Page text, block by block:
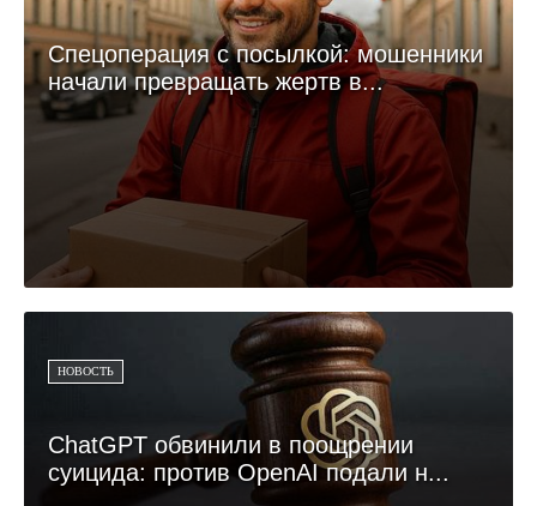
Спецоперация с посылкой: мошенники
начали превращать жертв в...
НОВОСТЬ
ChatGPT обвинили в поощрении
суицида: против OpenAI подали н...